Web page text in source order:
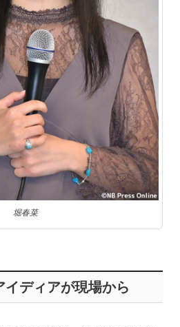
堀春菜
イディアが現場から